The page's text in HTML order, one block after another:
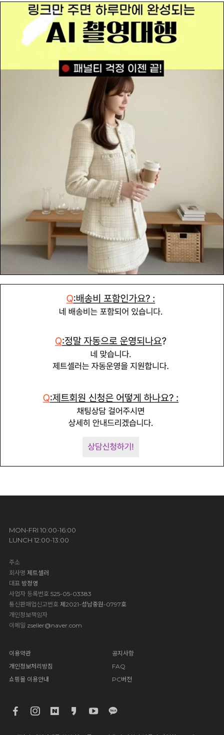
MON-FRI 10:00-16:00
LUNCH 12:00-13:00
주소
회사명 제트셀러
대표방정영
사업자 등록번호 525-05-03383
통신판매업신고번호 제2021-성남중원-0797호
개인정보책임자
이메일 zseller@naver.com
이용약관
개인정보처리방침
쇼핑몰 이용안내
공지사항
FAQ
PC버전